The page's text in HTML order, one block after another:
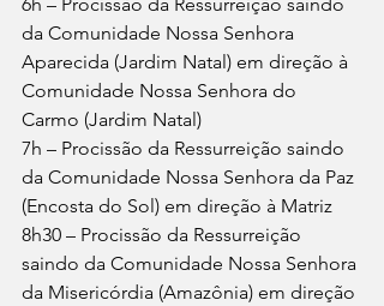
da Comunidade Nossa Senhora
Aparecida (Jardim Natal) em direção à
Comunidade Nossa Senhora do
Carmo (Jardim Natal)
7h – Procissão da Ressurreição saindo
da Comunidade Nossa Senhora da Paz
(Encosta do Sol) em direção à Matriz
8h30 – Procissão da Ressurreição
saindo da Comunidade Nossa Senhora
da Misericórdia (Amazônia) em direção